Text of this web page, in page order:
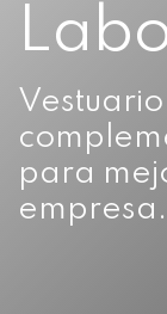
para
empresa.